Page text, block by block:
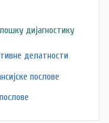
дијагностику
делатности
послове